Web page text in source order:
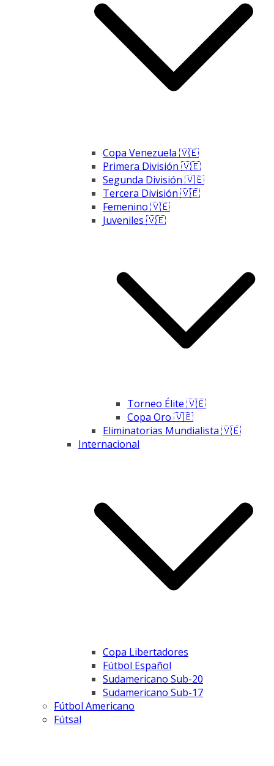
Copa Venezuela 🇻🇪
Primera División 🇻🇪
Segunda División 🇻🇪
Tercera División 🇻🇪
Femenino 🇻🇪
Juveniles 🇻🇪
Torneo Élite 🇻🇪
Copa Oro 🇻🇪
Eliminatorias Mundialista 🇻🇪
Internacional
Copa Libertadores
Fútbol Español
Sudamericano Sub-20
Sudamericano Sub-17
Fútbol Americano
Fútsal